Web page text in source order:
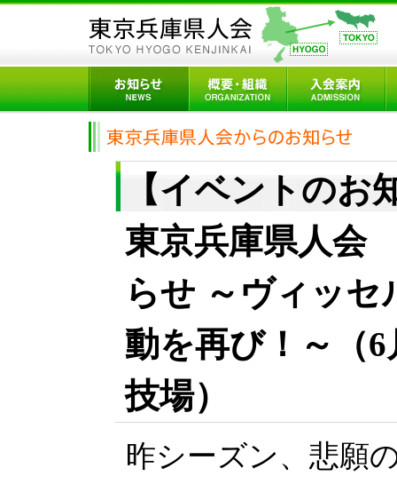
【イベントのお
東京兵庫県人会
らせ ～ヴィッセ
動を再び！～（
技場）
昨シーズン、悲願